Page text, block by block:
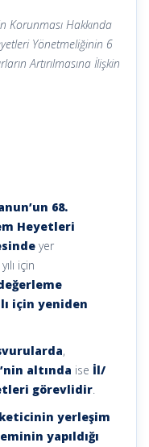
Korunması Hakkında
Yönetmeliğinin 6
Artırılmasına İlişkin
68.
Heyetleri
yer
için
için yeniden
,
altında ise İl/
görevlidir.
yerleşim
yapıldığı